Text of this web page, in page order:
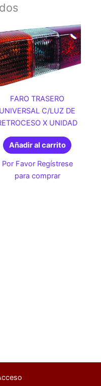
FARO TRASERO
UNIVERSAL C/LUZ DE
X UNIDAD
Añadir al carrito
Por Favor Regístrese
para comprar